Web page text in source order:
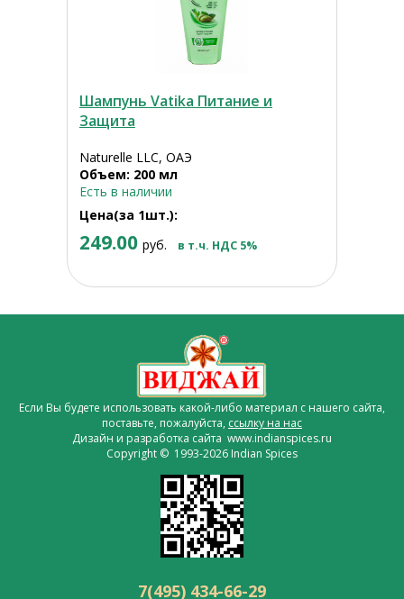
Шампунь Vatika Питание и
Защита
Naturelle LLC, ОАЭ
Объем: 200 мл
Есть в наличии
Цена(за 1шт.):
249.00 руб. в т.ч. НДС 5%
Если Вы будете использовать какой-либо материал с нашего сайта,
поставьте, пожалуйста, ссылку на нас
Дизайн и разработка сайта www.indianspices.ru
Copyright © 1993-2026 Indian Spices
7(495) 434-66-29